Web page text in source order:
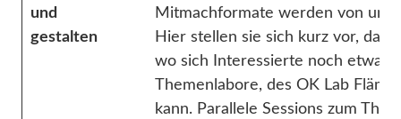
und
gestalten
Mitmachformate werden von
Hier stellen sie sich kurz vor,
wo sich Interessierte noch etwas
Themenlabore, des OK Lab
kann. Parallele Sessions zum